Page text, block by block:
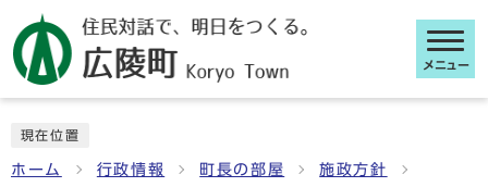
メニュー
現在位置
ホーム 行政情報 町長の部屋 施政方針